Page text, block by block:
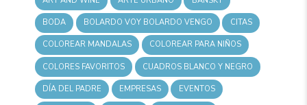
BODA BOLARDO VOY BOLARDO VENGO CITAS
COLOREAR MANDALAS COLOREAR PARA NIÑOS
COLORES FAVORITOS CUADROS BLANCO Y NEGRO
DÍA DEL PADRE EMPRESAS EVENTOS